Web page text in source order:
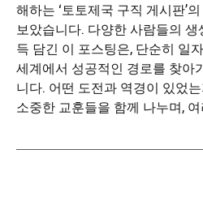
해하는 ‘토토제국 구직 게시판’
보았습니다. 다양한 사람들의
득 담긴 이 포스팅은, 단순히 일
세계에서 성공적인 경로를 찾아
니다. 어떤 도전과 역경이 있었
소중한 교훈들을 함께 나누며,